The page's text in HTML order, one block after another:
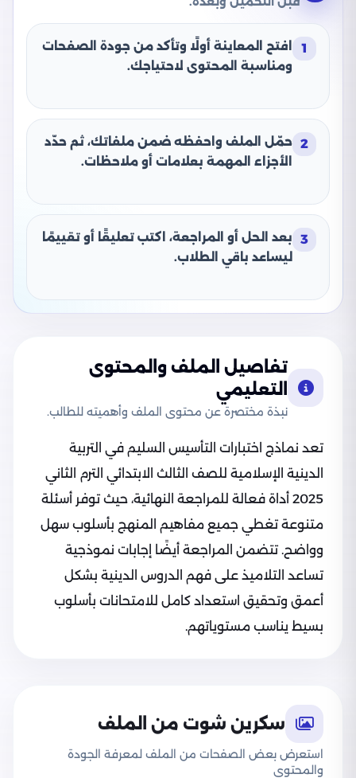
1
افتح المعاينة أولًا وتأكد من جودة الصفحات
ومناسبة المحتوى لاحتياجك.
2 حمّل الملف واحفظه ضمن ملفاتك، ثم حدّد
الأجزاء المهمة بعلامات أو ملاحظات.
3
بعد الحل أو المراجعة، اكتب تعليقًا أو تقييمًا
ليساعد باقي الطلاب.
تفاصيل الملف والمحتوى
التعليمي
نبذة مختصرة عن محتوى الملف وأهميته للطالب.
تعد نماذج اختبارات التأسيس السليم في التربية
الدينية الإسلامية للصف الثالث الابتدائي الترم الثاني
2025 أداة فعالة للمراجعة النهائية، حيث توفر أسئلة
متنوعة تغطي جميع مفاهيم المنهج بأسلوب سهل
وواضح. تتضمن المراجعة أيضًا إجابات نموذجية
تساعد التلاميذ على فهم الدروس الدينية بشكل
أعمق وتحقيق استعداد كامل للامتحانات بأسلوب
بسيط يناسب مستوياتهم.
سكرين شوت من الملف
استعرض بعض الصفحات من الملف لمعرفة الجودة
والمحتوى